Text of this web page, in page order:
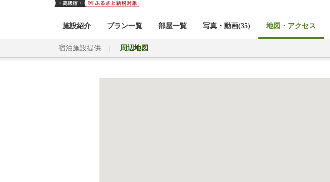
施設紹介 プラン一覧 部屋一覧 写真・動画(35) 地図・アクセス
宿泊施設提供 周辺地図